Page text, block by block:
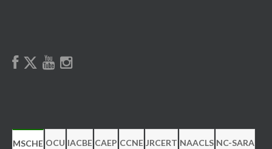
MSCHE OCU IACBE CAEP CCNE JRCERT NAACLS NC-SARA